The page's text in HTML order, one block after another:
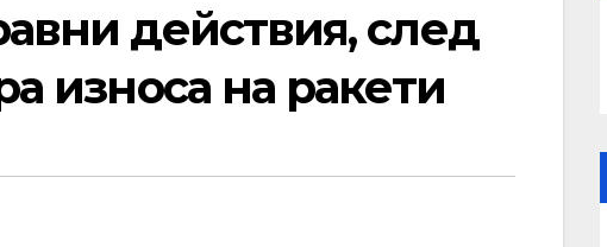
действия, след
износа на ракети